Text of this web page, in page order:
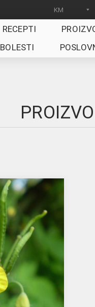
RECEPTI
BOLESTI